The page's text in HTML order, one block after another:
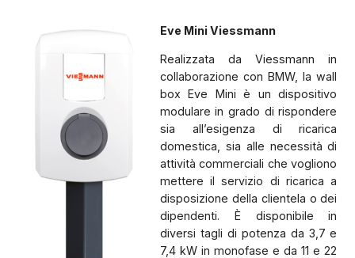
Eve Mini Viessmann
Realizzata da Viessmann in
collaborazione con BMW, la wall
box Eve Mini è un dispositivo
modulare in grado di rispondere
sia all’esigenza di ricarica
domestica, sia alle necessità di
attività commerciali che vogliono
mettere il servizio di ricarica a
disposizione della clientela o dei
dipendenti. È disponibile in
diversi tagli di potenza da 3,7 e
7,4 kW in monofase e da 11 e 22